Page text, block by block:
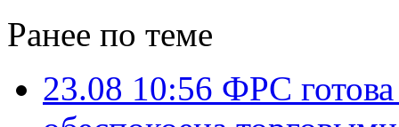
Ранее по теме
23.08 10:56 ФРС